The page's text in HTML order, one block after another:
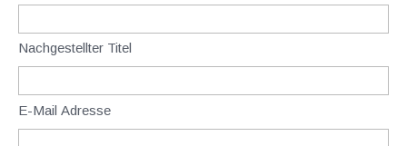
Nachgestellter Titel
E-Mail Adresse